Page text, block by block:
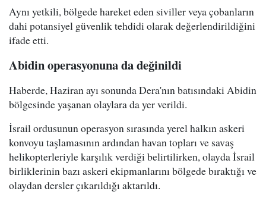
Aynı yetkili, bölgede hareket eden siviller veya çobanların
dahi potansiyel güvenlik tehdidi olarak değerlendirildiğini
ifade etti.
Abidin operasyonuna da değinildi
Haberde, Haziran ayı sonunda Dera'nın batısındaki Abidin
bölgesinde yaşanan olaylara da yer verildi.
İsrail ordusunun operasyon sırasında yerel halkın askeri
konvoyu taşlamasının ardından havan topları ve savaş
helikopterleriyle karşılık verdiği belirtilirken, olayda İsrail
birliklerinin bazı askeri ekipmanlarını bölgede bıraktığı ve
olaydan dersler çıkarıldığı aktarıldı.